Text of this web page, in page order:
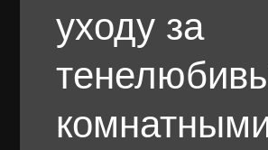
уходу за